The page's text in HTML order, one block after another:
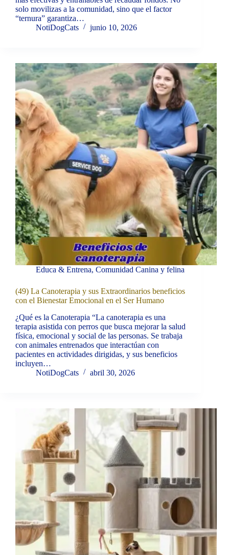
solo movilizas a la comunidad, sino que el factor
“ternura” garantiza…
NotiDogCats
junio 10, 2026
Educa & Entrena, Comunidad Canina y felina
(49) La Canoterapia y sus Extraordinarios beneficios
con el Bienestar Emocional en el Ser Humano
¿Qué es la Canoterapia “La canoterapia es una
terapia asistida con perros que busca mejorar la salud
física, emocional y social de las personas. Se trabaja
con animales entrenados que interactúan con
pacientes en actividades dirigidas, y sus beneficios
incluyen…
NotiDogCats
abril 30, 2026